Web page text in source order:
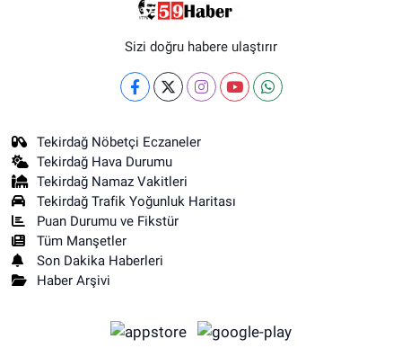
Sizi doğru habere ulaştırır
Tekirdağ Nöbetçi Eczaneler
Tekirdağ Hava Durumu
Tekirdağ Namaz Vakitleri
Tekirdağ Trafik Yoğunluk Haritası
Puan Durumu ve Fikstür
Tüm Manşetler
Son Dakika Haberleri
Haber Arşivi